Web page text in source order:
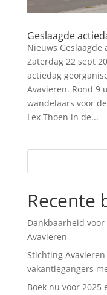
Geslaagde
Nieuws Geslaagde
Zaterdag 22 sept
actiedag
Avavieren. Rond 9
wandelaars voor
Lex Thoen in de...
Recente
Dankbaarheid
Avavieren
Stichting
vakantiegangers
Boek nu voor